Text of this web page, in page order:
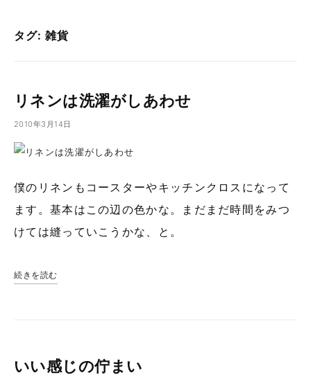
タグ: 雑貨
リネンは洗濯がしあわせ
2010年3月14日
僕のリネンもコースターやキッチンクロスになって
ます。基本はこの辺の色かな。まだまだ時間をみつ
けては縫っていこうかな、と。
続きを読む
いい感じの佇まい